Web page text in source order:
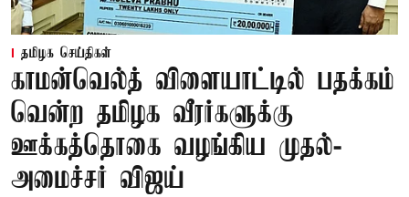
தமிழக செய்திகள்
காமன்வெல்த் விளையாட்டில் பதக்கம்
வென்ற தமிழக வீரர்களுக்கு
ஊக்கத்தொகை வழங்கிய முதல்-
அமைச்சர் விஜய்